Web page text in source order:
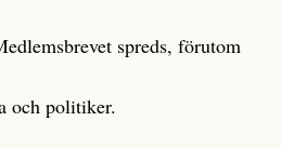
spreds, förutom
och politiker.